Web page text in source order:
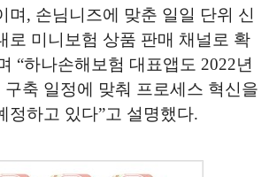
며, 손님니즈에 맞춘 일일 단위 신
로 미니보험 상품 판매 채널로 확
“하나손해보험 대표앱도 2022년
구축 일정에 맞춰 프로세스 혁신을
정하고 있다”고 설명했다.